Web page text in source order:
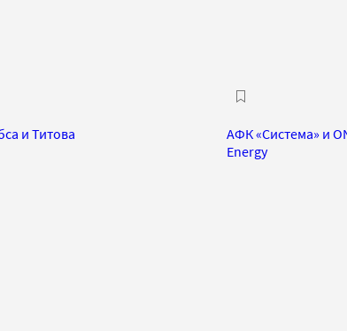
и Титова
АФК «Система» и
Energy